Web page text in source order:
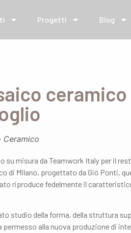
Progetti Blog
ceramico
Ceramico
su misura da Teamwork Italy per il
di Milano, progettato da Giò Ponti,
riproduce fedelmente il
studio della forma, della struttura
permesso alla nuova produzione di